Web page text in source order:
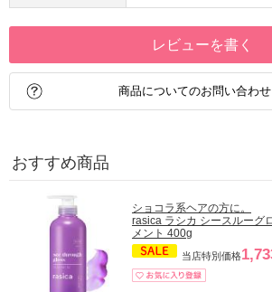
レビューを書く
商品についてのお問い合わせ
おすすめ商品
ショコラ系ヘアの方に。
rasica ラシカ シースルーグ
メント 400g
当店特別価格